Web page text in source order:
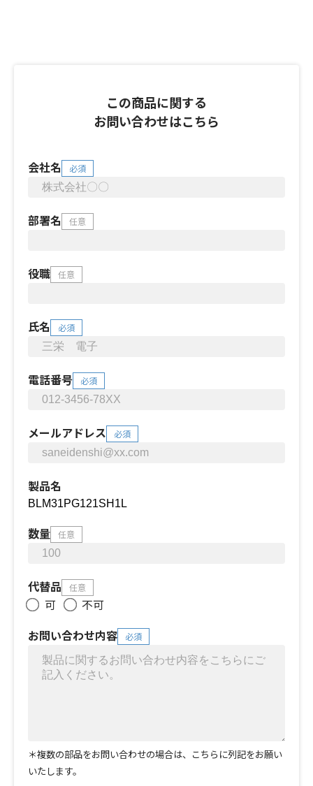
この商品に関する
お問い合わせはこちら
会社名 必須
部署名 任意
役職 任意
氏名 必須
電話番号 必須
メールアドレス 必須
製品名
数量 任意
代替品 任意
可
不可
お問い合わせ内容
必須
＊複数の部品をお問い合わせの場合は、こちらに列記をお願い
いたします。